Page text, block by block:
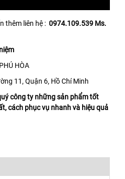
thêm liên hệ : 0974.109.539 Ms.
HÒA
11, Quận 6, Hồ Chí Minh
công ty những sản phẩm tốt
cách phục vụ nhanh và hiệu quả